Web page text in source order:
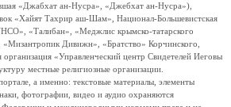
«Джабхат ан-Нусра», «Джебхат ан-Нусра»),
«Хайят Тахрир аш-Шам», Национал-Большевистская
«Талибан», «Меджлис крымско-татарского
Дивижн», «Братство» Корчинского,
организация «Управленческий центр Свидетелей Иеговы
местные религиозные организации.
а именно: текстовые материалы, элементы
фотографии, видео и аудио охраняются